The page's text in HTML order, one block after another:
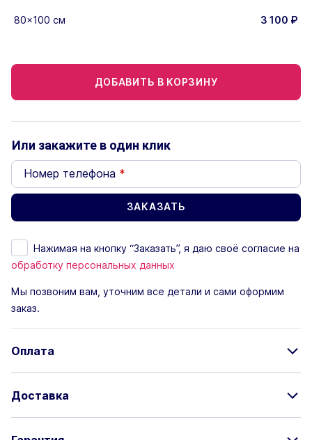
80×100 см 3 100 ₽
ДОБАВИТЬ В КОРЗИНУ
Или закажите в один клик
Номер телефона *
Нажимая на кнопку “Заказать”, я даю своё согласие на
обработку персональных данных
Мы позвоним вам, уточним все детали и сами оформим
заказ.
Оплата
Доставка